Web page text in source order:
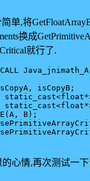
单,将
换成
就行了.
的心情,再次测试一